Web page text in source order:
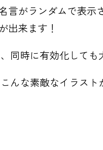
言がランダムで表示
出来ます！
同時に有効化しても
んな素敵なイラス